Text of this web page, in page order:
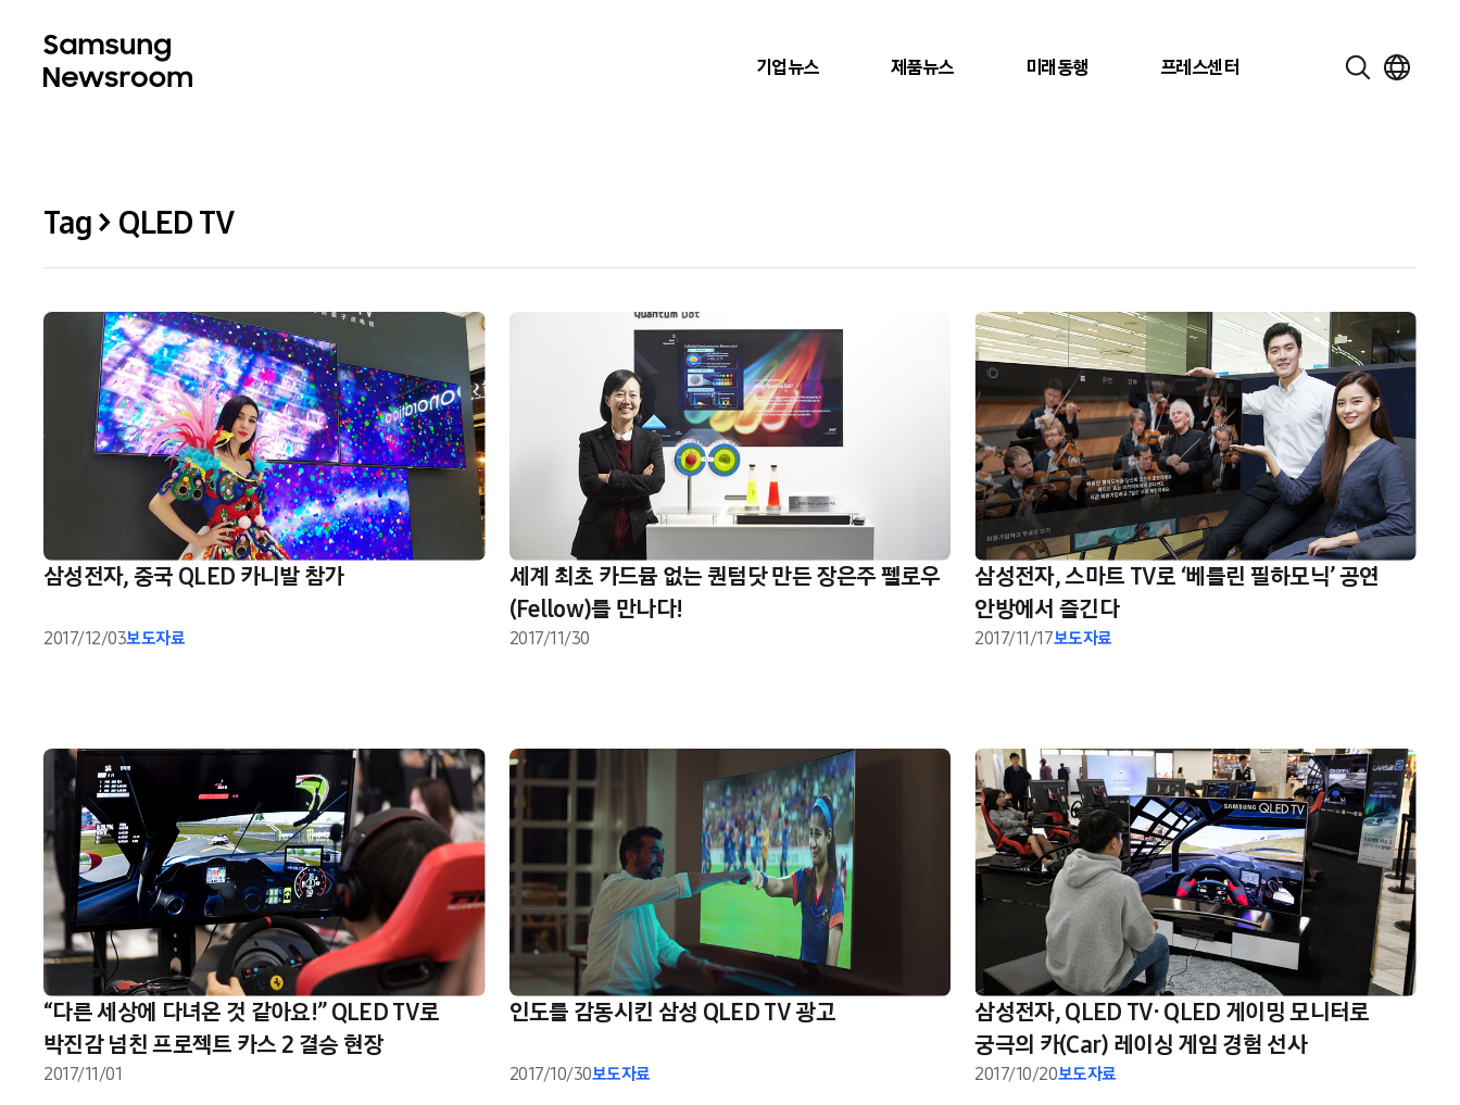
기업뉴스 제품뉴스 미래동행 프레스센터
Tag > QLED TV
삼성전자, 중국 QLED 카니발 참가
2017/12/03보도자료
세계 최초 카드뮴 없는 퀀텀닷 만든 장은주 펠로우
(Fellow)를 만나다!
2017/11/30
삼성전자, 스마트 TV로 ‘베를린 필하모닉’ 공연
안방에서 즐긴다
2017/11/17보도자료
“다른 세상에 다녀온 것 같아요!” QLED TV로
박진감 넘친 프로젝트 카스 2 결승 현장
2017/11/01
인도를 감동시킨 삼성 QLED TV 광고
2017/10/30보도자료
삼성전자, QLED TV∙ QLED 게이밍 모니터로
궁극의 카(Car) 레이싱 게임 경험 선사
2017/10/20보도자료